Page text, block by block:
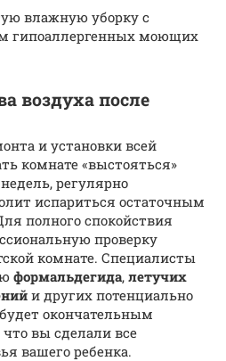
влажную уборку с
гипоаллергенных моющих
воздуха после
и установки всей
комнате «выстояться»
регулярно
испариться остаточным
полного спокойствия
проверку
комнате. Специалисты
формальдегида, летучих
и других потенциально
окончательным
вы сделали все
вашего ребенка.